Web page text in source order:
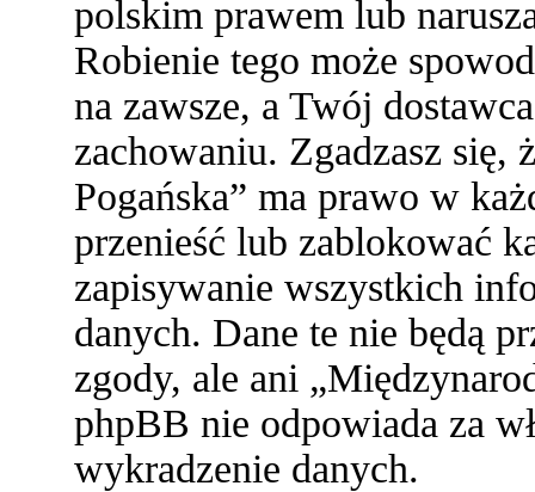
polskim prawem lub
Robienie tego może
na zawsze, a Twój
zachowaniu. Zgadzasz się,
Pogańska” ma prawo w
przenieść lub zablokować
zapisywanie wszystkich
danych. Dane te nie będą
zgody, ale ani
phpBB nie odpowiada za
wykradzenie danych.